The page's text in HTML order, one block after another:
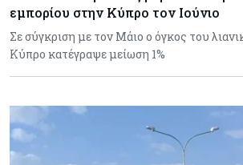
εμπορίου στην Κύπρο τον Ιούνιο
Σε σύγκριση με τον Μάιο ο όγκος του
Κύπρο κατέγραψε μείωση 1%